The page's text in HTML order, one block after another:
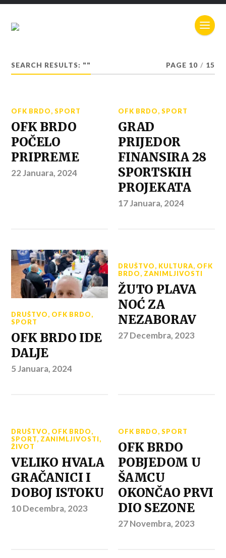
SEARCH RESULTS: "" PAGE 10 / 15
OFK BRDO,SPORT
OFK BRDO
POČELO
PRIPREME
22 Januara, 2024
OFK BRDO,SPORT
GRAD
PRIJEDOR
FINANSIRA 28
SPORTSKIH
PROJEKATA
17 Januara, 2024
DRUŠTVO, OFK BRDO,
SPORT
OFK BRDO IDE
DALJE
5 Januara, 2024
DRUŠTVO, KULTURA, OFK
BRDO, ZANIMLJIVOSTI
ŽUTO PLAVA
NOĆ ZA
NEZABORAV
27 Decembra, 2023
DRUŠTVO, OFK BRDO,
SPORT, ZANIMLJIVOSTI,
ŽIVOT
VELIKO HVALA
GRAČANICI I
DOBOJ ISTOKU
10 Decembra, 2023
OFK BRDO,SPORT
OFK BRDO
POBJEDOM U
ŠAMCU
OKONČAO PRVI
DIO SEZONE
27 Novembra, 2023